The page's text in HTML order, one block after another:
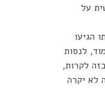
על
הגיעו
לנסות
לקרות,
לא יקרה